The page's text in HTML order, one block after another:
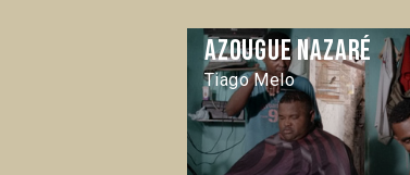
Azougue Nazaré
Tiago Melo